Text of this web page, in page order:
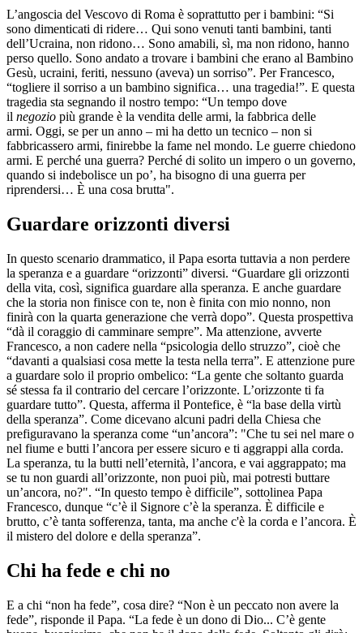
L’angoscia del Vescovo di Roma è soprattutto per i bambini: “Si
sono dimenticati di ridere… Qui sono venuti tanti bambini, tanti
dell’Ucraina, non ridono… Sono amabili, sì, ma non ridono, hanno
perso quello. Sono andato a trovare i bambini che erano al Bambino
Gesù, ucraini, feriti, nessuno (aveva) un sorriso”. Per Francesco,
“togliere il sorriso a un bambino significa… una tragedia!”. E questa
tragedia sta segnando il nostro tempo: “Un tempo dove
il negozio più grande è la vendita delle armi, la fabbrica delle
armi. Oggi, se per un anno – mi ha detto un tecnico – non si
fabbricassero armi, finirebbe la fame nel mondo. Le guerre chiedono
armi. E perché una guerra? Perché di solito un impero o un governo,
quando si indebolisce un po’, ha bisogno di una guerra per
riprendersi… È una cosa brutta".
Guardare orizzonti diversi
In questo scenario drammatico, il Papa esorta tuttavia a non perdere
la speranza e a guardare “orizzonti” diversi. “Guardare gli orizzonti
della vita, così, significa guardare alla speranza. E anche guardare
che la storia non finisce con te, non è finita con mio nonno, non
finirà con la quarta generazione che verrà dopo”. Questa prospettiva
“dà il coraggio di camminare sempre”. Ma attenzione, avverte
Francesco, a non cadere nella “psicologia dello struzzo”, cioè che
“davanti a qualsiasi cosa mette la testa nella terra”. E attenzione pure
a guardare solo il proprio ombelico: “La gente che soltanto guarda
sé stessa fa il contrario del cercare l’orizzonte. L’orizzonte ti fa
guardare tutto”. Questa, afferma il Pontefice, è “la base della virtù
della speranza”. Come dicevano alcuni padri della Chiesa che
prefiguravano la speranza come “un’ancora”: "Che tu sei nel mare o
nel fiume e butti l’ancora per essere sicuro e ti aggrappi alla corda.
La speranza, tu la butti nell’eternità, l’ancora, e vai aggrappato; ma
se tu non guardi all’orizzonte, non puoi più, mai potresti buttare
un’ancora, no?". “In questo tempo è difficile”, sottolinea Papa
Francesco, dunque “c’è il Signore c’è la speranza. È difficile e
brutto, c’è tanta sofferenza, tanta, ma anche c'è la corda e l’ancora. È
il mistero del dolore e della speranza”.
Chi ha fede e chi no
E a chi “non ha fede”, cosa dire? “Non è un peccato non avere la
fede”, risponde il Papa. “La fede è un dono di Dio... C’è gente